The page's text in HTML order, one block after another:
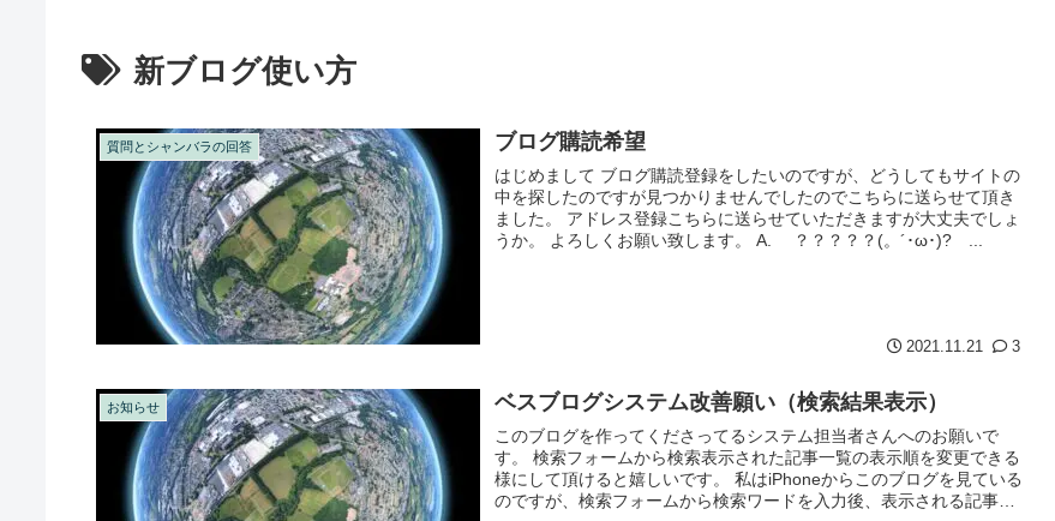
新ブログ使い方
質問とシャンバラの回答 ブログ購読希望
はじめまして ブログ購読登録をしたいのですが、どうしてもサイトの
中を探したのですが見つかりませんでしたのでこちらに送らせて頂き
ました。 アドレス登録こちらに送らせていただきますが大丈夫でしょ
うか。 よろしくお願い致します。 A. ？？？？？(。´･ω･)? ...
2021.11.21 3
お知らせ ベスブログシステム改善願い（検索結果表示）
このブログを作ってくださってるシステム担当者さんへのお願いで
す。 検索フォームから検索表示された記事一覧の表示順を変更できる
様にして頂けると嬉しいです。 私はiPhoneからこのブログを見ている
のですが、検索フォームから検索ワードを入力後、表示される記事の